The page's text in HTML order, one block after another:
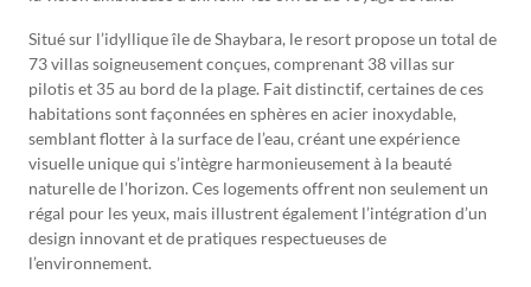
Situé sur l’idyllique île de Shaybara, le resort propose un total de
73 villas soigneusement conçues, comprenant 38 villas sur
pilotis et 35 au bord de la plage. Fait distinctif, certaines de ces
habitations sont façonnées en sphères en acier inoxydable,
semblant flotter à la surface de l’eau, créant une expérience
visuelle unique qui s’intègre harmonieusement à la beauté
naturelle de l’horizon. Ces logements offrent non seulement un
régal pour les yeux, mais illustrent également l’intégration d’un
design innovant et de pratiques respectueuses de
l’environnement.